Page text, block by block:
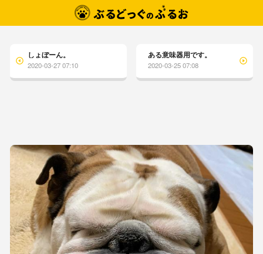
しょぼーん。
2020-03-27 07:10
ある意味器用です。
2020-03-25 07:08